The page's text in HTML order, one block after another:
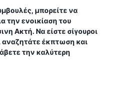
μπορείτε να
την ενοικίαση του
Ακτή. Να είστε σίγουροι
αναζητάτε έκπτωση και
την καλύτερη